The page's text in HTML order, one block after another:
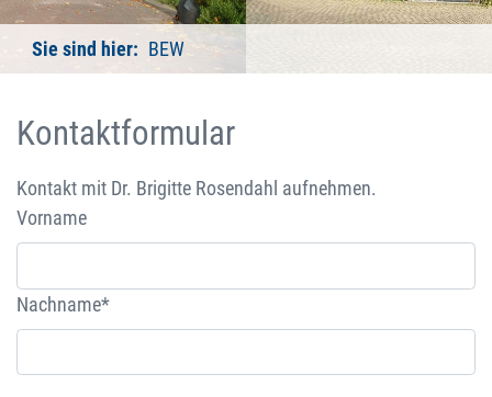
Sie sind hier: BEW
Kontaktformular
Kontakt mit Dr. Brigitte Rosendahl aufnehmen.
Vorname
Nachname*